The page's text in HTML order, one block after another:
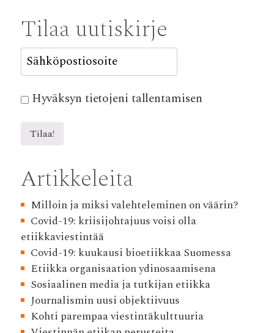
Tilaa uutiskirje
Hyväksyn tietojeni tallentamisen
Artikkeleita
Milloin ja miksi valehteleminen on väärin?
Covid-19: kriisijohtajuus voisi olla
etiikkaviestintää
Covid-19: kuukausi bioetiikkaa Suomessa
Etiikka organisaation ydinosaamisena
Sosiaalinen media ja tutkijan etiikka
Journalismin uusi objektiivuus
Kohti parempaa viestintäkulttuuria